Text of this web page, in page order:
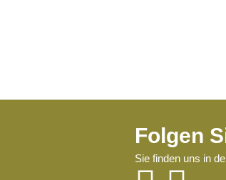
Folgen
Sie finden uns in